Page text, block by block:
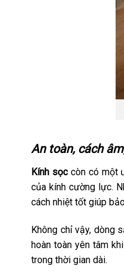
An toàn, cách
Kính sọccòn có một
của kính cường lực.
cách nhiệt tốt giúp
Không chỉ vậy, dòng
hoàn toàn yên tâm
trong thời gian dài.